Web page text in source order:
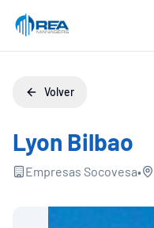
Volver
Lyon Bilbao
Empresas Socovesa•